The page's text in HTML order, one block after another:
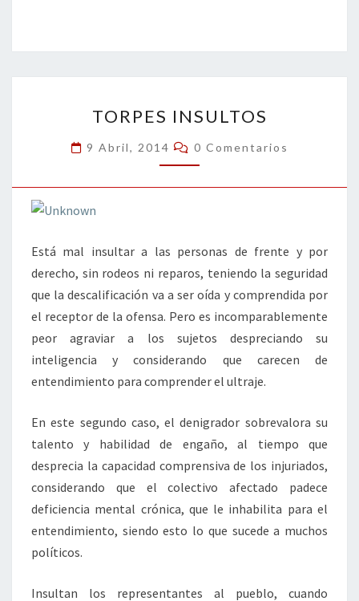
o
o
er dI
n
l
p
ar
tir
INSULTOS
TORPES INSULTOS
9 Abril, 2014 Comentarios
0 Comentarios
Está mal insultar a las personas de frente y por
derecho, sin rodeos ni reparos, teniendo la seguridad
que la descalificación va a ser oída y comprendida por
el receptor de la ofensa. Pero es incomparablemente
peor agraviar a los sujetos despreciando su
inteligencia y considerando que carecen de
entendimiento para comprender el ultraje.
En este segundo caso, el denigrador sobrevalora su
talento y habilidad de engaño, al tiempo que
desprecia la capacidad comprensiva de los injuriados,
considerando que el colectivo afectado padece
deficiencia mental crónica, que le inhabilita para el
entendimiento, siendo esto lo que sucede a muchos
políticos.
Insultan los representantes al pueblo, cuando